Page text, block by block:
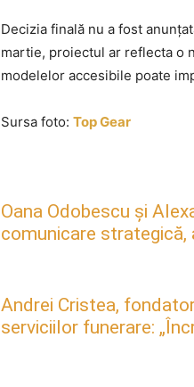
Decizia finală nu a fost
martie, proiectul ar reflecta o
modelelor accesibile poate
Sursa foto: Top Gear
Oana Odobescu și
comunicare
Andrei Cristea,
serviciilor funerare: